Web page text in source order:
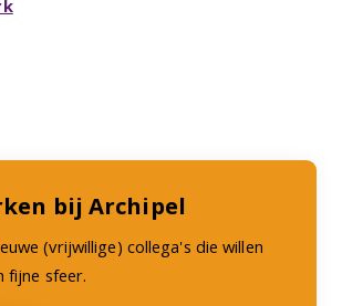
bij Archipel
(vrijwillige) collega's die willen
fijne sfeer.